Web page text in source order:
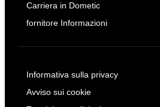
Carriera in Dometic
fornitore Informazioni
Informativa sulla privacy
Avviso sui cookie